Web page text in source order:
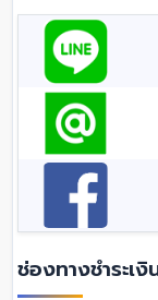
ช่องทางชำระเงิ